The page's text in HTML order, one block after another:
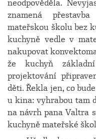
neodpověděla.
znamená
mateřskou školu bez
kuchyně vedle v
nakupovat
že kuchyň
projektování
děti. Řekla jen, co
u kina: vyhrabou tam
na návrh pana Valtra
kuchyně mateřské